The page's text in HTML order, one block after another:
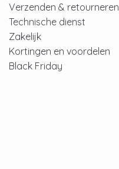
Verzenden & retourneren
Technische dienst
Zakelijk
Kortingen en voordelen
Black Friday